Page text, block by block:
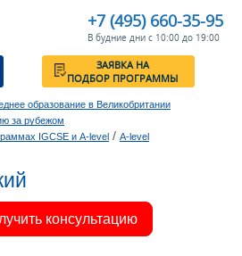
+7 (495) 660-35-95
В будние дни с 10:00 до 19:00
ЗАЯВКА НА
ПОДБОР ПРОГРАММЫ
образование в Великобритании
за рубежом
IGCSE и A-level / A-level
консультацию